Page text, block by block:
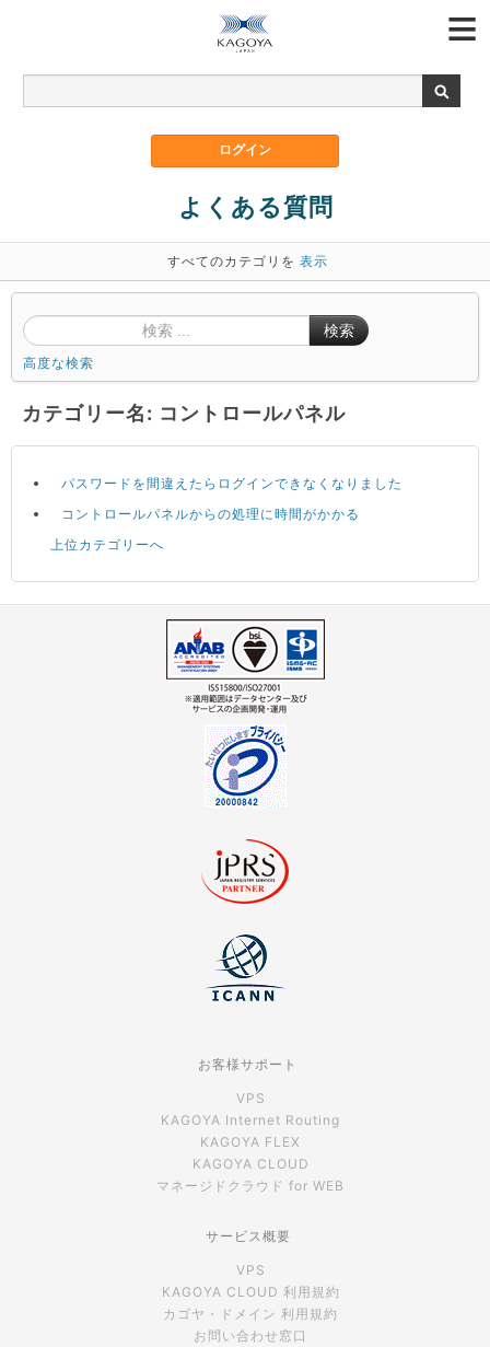
よくある質問
すべてのカテゴリを 表示
検索
高度な検索
カテゴリー名: コントロールパネル
パスワードを間違えたらログインできなくなりました
コントロールパネルからの処理に時間がかかる
上位カテゴリーへ
お客様サポート
VPS
KAGOYA Internet Routing
KAGOYA FLEX
KAGOYA CLOUD
マネージドクラウド for WEB
サービス概要
VPS
KAGOYA CLOUD 利用規約
カゴヤ・ドメイン 利用規約
お問い合わせ窓口